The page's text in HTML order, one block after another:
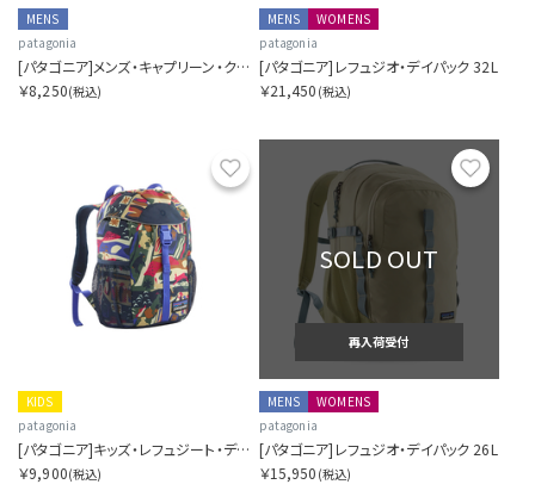
MENS
patagonia
[パタゴニア]メンズ・キャプリーン・クール・デイリー・シャツ（P-6 コスモス）
￥8,250(税込)
MENS
WOMENS
patagonia
[パタゴニア]レフュジオ・デイパック 32L
￥21,450 (税込)
お気に入り
KIDS
patagonia
[パタゴニア]キッズ・レフュジート・デイパック 12L
￥9,900(税込)
SOLD OUT
再入荷受付
MENS
WOMENS
patagonia
[パタゴニア]レフュジオ・デイパック 26L
￥15,950 (税込)